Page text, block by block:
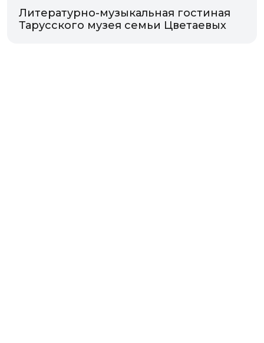
Литературно-музыкальная гостиная
Тарусского музея семьи Цветаевых